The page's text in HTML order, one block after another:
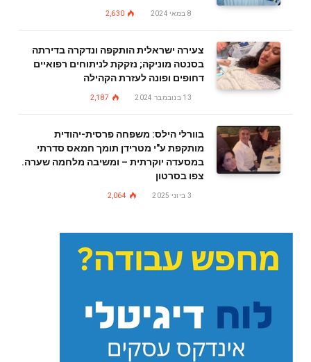
8 במאי 2024 2,630
צעירה ישראלית הותקפה ונדקרה בדירתה
בסנטה מוניקה; נזקקת לניתוחים רפואיים
דחופים ופונה לעזרת הקהילה
13 בנובמבר 2024 2,187
בוורלי הילס: משפחה פרסית-יהודית
מותקפת ע"י מטרידן תומך חמאס סדרתי
במסעדה יוקרתית – ומשיבה מלחמה שערה.
צפו בסרטון
3 ביוני 2025 2,064